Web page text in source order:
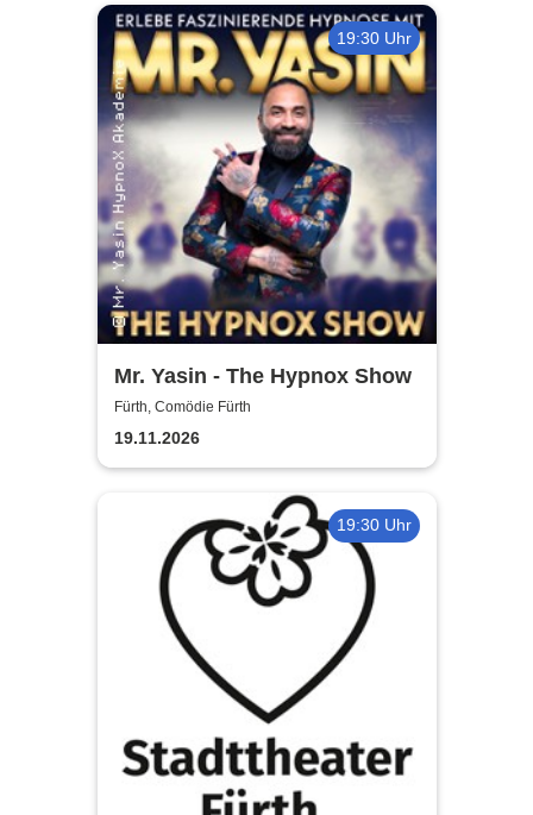
19:30 Uhr
Mr. Yasin - The Hypnox Show
Fürth, Comödie Fürth
19.11.2026
19:30 Uhr